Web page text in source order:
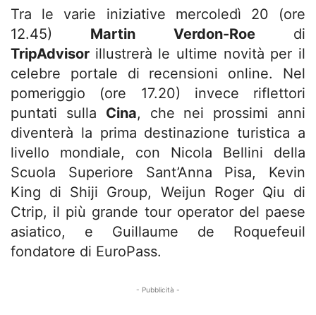
Tra le varie iniziative mercoledì 20 (ore
12.45) Martin Verdon-Roedi
TripAdvisor illustrerà le ultime novità per il
celebre portale di recensioni online. Nel
pomeriggio (ore 17.20) invece riflettori
puntati sulla Cina, che nei prossimi anni
diventerà la prima destinazione turistica a
livello mondiale, con Nicola Bellini della
Scuola Superiore Sant’Anna Pisa, Kevin
King di Shiji Group, Weijun Roger Qiu di
Ctrip, il più grande tour operator del paese
asiatico, e Guillaume de Roquefeuil
fondatore di EuroPass.
- Pubblicità -